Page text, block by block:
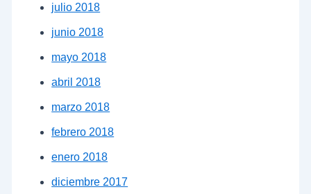
julio 2018
junio 2018
mayo 2018
abril 2018
marzo 2018
febrero 2018
enero 2018
diciembre 2017